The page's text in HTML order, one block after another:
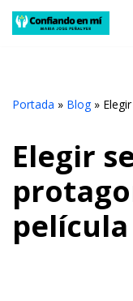
Portada » Blog»
Elegir
película